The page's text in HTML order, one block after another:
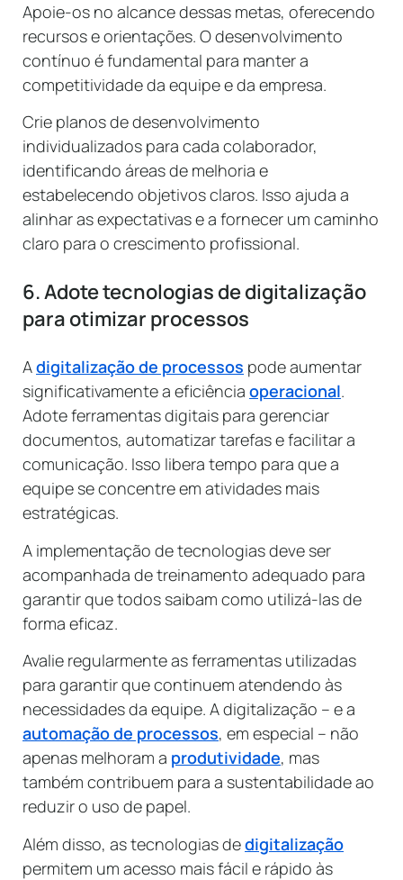
Apoie-os no alcance dessas metas, oferecendo
recursos e orientações. O desenvolvimento
contínuo é fundamental para manter a
competitividade da equipe e da empresa.
Crie planos de desenvolvimento
individualizados para cada colaborador,
identificando áreas de melhoria e
estabelecendo objetivos claros. Isso ajuda a
alinhar as expectativas e a fornecer um caminho
claro para o crescimento profissional.
6. Adote tecnologias de digitalização
para otimizar processos
Adigitalização de processos pode aumentar
significativamente a eficiência operacional.
Adote ferramentas digitais para gerenciar
documentos, automatizar tarefas e facilitar a
comunicação. Isso libera tempo para que a
equipe se concentre em atividades mais
estratégicas.
A implementação de tecnologias deve ser
acompanhada de treinamento adequado para
garantir que todos saibam como utilizá-las de
forma eficaz.
Avalie regularmente as ferramentas utilizadas
para garantir que continuem atendendo às
necessidades da equipe. A digitalização – e a
automação de processos, em especial – não
apenas melhoram a produtividade, mas
também contribuem para a sustentabilidade ao
reduzir o uso de papel.
Além disso, as tecnologias dedigitalização
permitem um acesso mais fácil e rápido às